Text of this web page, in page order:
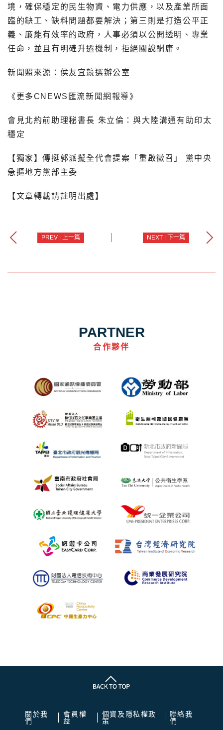
境，確保穩定的民生物資、電力供應，以及產業所面
臨的缺工、缺料問題都要解決；第三則是打造公平正
義、廉能有效率的政府，人事必須以公開透明、專業
任命，並且有明確升遷機制，拒絕關說酬庸。
新聞照來源：侯友宜競選辦公室
《更多CNEWS匯流新聞網報導》
會見北約前助理秘書長 朱立倫：與大陸溝通有助印太
穩定
【獨家】傳挺郭派擬全代會提案「重啟徵召」 黨中央
急摳地方黨部主委
【文章轉載請註明出處】
PREV | 上一篇 NEXT | 下一篇
PARTNER
合作夥伴
關於我
們
會員權
益
個資及隱私權政
策
聯絡我
們